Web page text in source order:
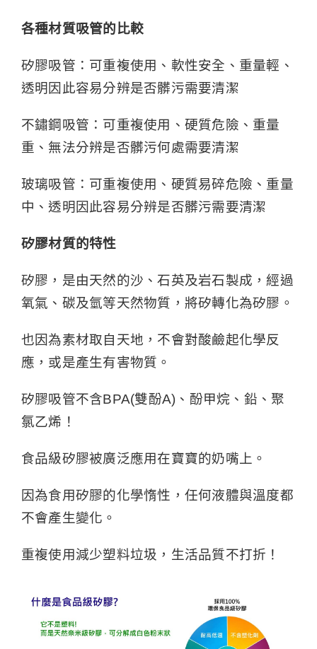
各種材質吸管的比較
矽膠吸管：可重複使用、軟性安全、重量輕、
透明因此容易分辨是否髒污需要清潔
不鏽鋼吸管：可重複使用、硬質危險、重量
重、無法分辨是否髒污何處需要清潔
玻璃吸管：可重複使用、硬質易碎危險、重量
中、透明因此容易分辨是否髒污需要清潔
矽膠材質的特性
矽膠，是由天然的沙、石英及岩石製成，經過
氧氣、碳及氫等天然物質，將矽轉化為矽膠。
也因為素材取自天地，不會對酸鹼起化學反
應，或是產生有害物質。
矽膠吸管不含BPA(雙酚A)、酚甲烷、鉛、聚
氯乙烯！
食品級矽膠被廣泛應用在寶寶的奶嘴上。
因為食用矽膠的化學惰性，任何液體與溫度都
不會產生變化。
重複使用減少塑料垃圾，生活品質不打折！